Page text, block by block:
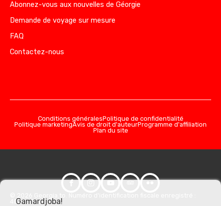
Abonnez-vous aux nouvelles de Géorgie
Demande de voyage sur mesure
FAQ
Contactez-nous
Conditions généralesPolitique de confidentialité
Politique marketingAvis de droit d'auteurProgramme d'affiliation
Plan du site
406357981
Gamardjoba!